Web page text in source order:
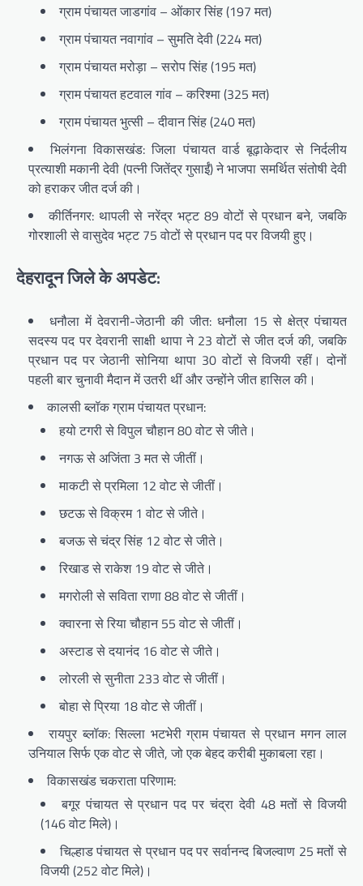
ग्राम पंचायत जाडगांव – ओंकार सिंह (197 मत)
ग्राम पंचायत नवागांव – सुमति देवी (224 मत)
ग्राम पंचायत मरोड़ा – सरोप सिंह (195 मत)
ग्राम पंचायत हटवाल गांव – करिश्मा (325 मत)
ग्राम पंचायत भुत्सी – दीवान सिंह (240 मत)
भिलंगना विकासखंड: जिला पंचायत वार्ड बूढ़ाकेदार से निर्दलीय
प्रत्याशी मकानी देवी (पत्नी जितेंद्र गुसाईं) ने भाजपा समर्थित संतोषी देवी
को हराकर जीत दर्ज की।
कीर्तिनगर: थापली से नरेंद्र भट्ट 89 वोटों से प्रधान बने, जबकि
गोरशाली से वासुदेव भट्ट 75 वोटों से प्रधान पद पर विजयी हुए।
देहरादून जिले के अपडेट:
धनौला में देवरानी-जेठानी की जीत: धनौला 15 से क्षेत्र पंचायत
सदस्य पद पर देवरानी साक्षी थापा ने 23 वोटों से जीत दर्ज की, जबकि
प्रधान पद पर जेठानी सोनिया थापा 30 वोटों से विजयी रहीं। दोनों
पहली बार चुनावी मैदान में उतरी थीं और उन्होंने जीत हासिल की।
कालसी ब्लॉक ग्राम पंचायत प्रधान:
हयो टगरी से विपुल चौहान 80 वोट से जीते।
नगऊ से अजिंता 3 मत से जीतीं।
माकटी से प्रमिला 12 वोट से जीतीं।
छटऊ से विक्रम 1 वोट से जीते।
बजऊ से चंद्र सिंह 12 वोट से जीते।
रिखाड से राकेश 19 वोट से जीते।
मगरोली से सविता राणा 88 वोट से जीतीं।
क्वारना से रिया चौहान 55 वोट से जीतीं।
अस्टाड से दयानंद 16 वोट से जीते।
लोरली से सुनीता 233 वोट से जीतीं।
बोहा से प्रिया 18 वोट से जीतीं।
रायपुर ब्लॉक: सिल्ला भटभेरी ग्राम पंचायत से प्रधान मगन लाल
उनियाल सिर्फ एक वोट से जीते, जो एक बेहद करीबी मुकाबला रहा।
विकासखंड चकराता परिणाम:
बगूर पंचायत से प्रधान पद पर चंद्रा देवी 48 मतों से विजयी
(146 वोट मिले)।
चिल्हाड पंचायत से प्रधान पद पर सर्वानन्द बिजल्वाण 25 मतों से
विजयी (252 वोट मिले)।